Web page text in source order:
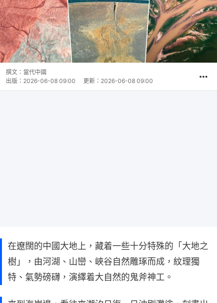
撰文： 當代中國
出版： 2026-06-08 09:00 更新： 2026-06-08 09:00
在遼闊的中國大地上，藏着一些十分特殊的「大地之
樹」，由河湖、山巒、峽谷自然雕琢而成，紋理獨
特、氣勢磅礴，演繹着大自然的鬼斧神工。